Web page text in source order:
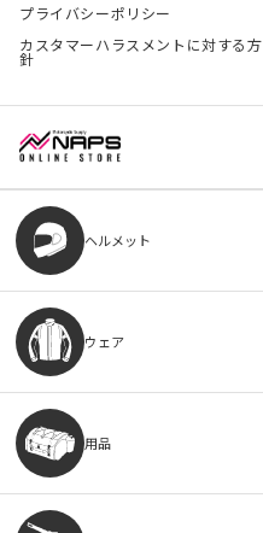
プライバシーポリシー
カスタマーハラスメントに対する方
針
ヘルメット
ウェア
用品